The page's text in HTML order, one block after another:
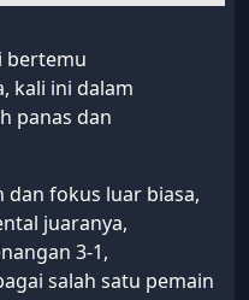
bertemu
kali ini dalam
panas dan
dan fokus luar biasa,
juaranya,
3-1,
salah satu pemain